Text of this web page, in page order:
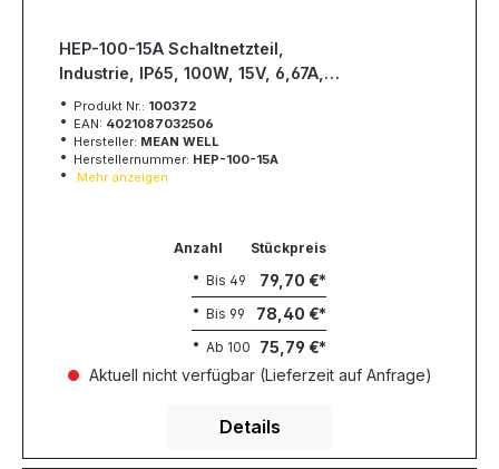
HEP-100-15A Schaltnetzteil,
Industrie, IP65, 100W, 15V, 6,67A,
MEAN WELL
Produkt Nr.: 100372
EAN: 4021087032506
Hersteller: MEAN WELL
Herstellernummer: HEP-100-15A
Mehr anzeigen
Anzahl
Stückpreis
Bis 49 79,70 €
Bis 99 78,40 €
Ab 100
75,79 €
Aktuell nicht verfügbar (Lieferzeit auf Anfrage)
Details